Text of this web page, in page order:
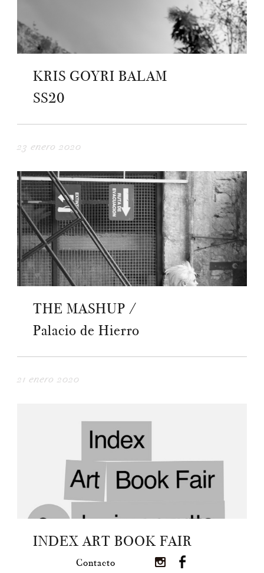
Contacto
KRIS GOYRI BALAM
SS20
23 enero 2020
THE MASHUP /
Palacio de Hierro
21 enero 2020
INDEX ART BOOK FAIR